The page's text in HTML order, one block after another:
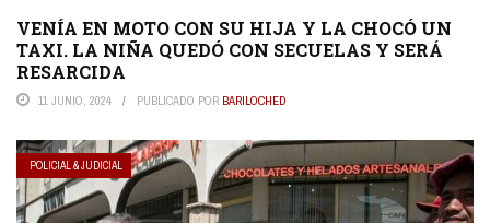
VENÍA EN MOTO CON SU HIJA Y LA CHOCÓ UN
TAXI. LA NIÑA QUEDÓ CON SECUELAS Y SERÁ
RESARCIDA
11 JUNIO, 2024 PUBLICADO POR BARILOCHED
POLICIAL & JUDICIAL